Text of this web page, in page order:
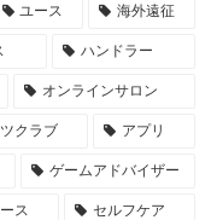
ユース 海外遠征
ハンドラー
オンラインサロン
クラブ アプリ
ゲームアドバイザー
ス セルフケア